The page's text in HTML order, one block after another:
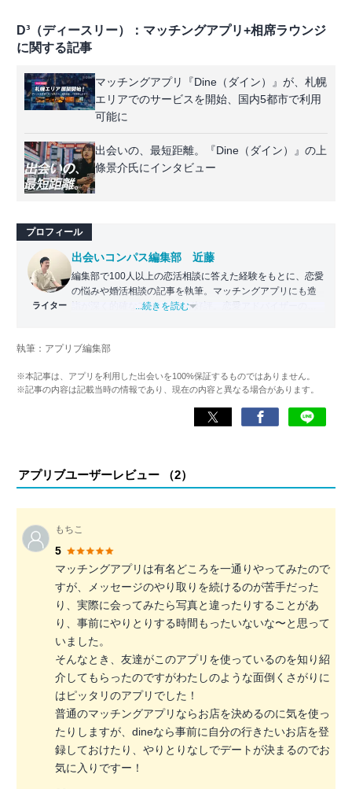
D³（ディースリー）：マッチングアプリ+相席ラウンジ
に関する記事
マッチングアプリ『Dine（ダイン）』が、札幌
エリアでのサービスを開始、国内5都市で利用
可能に
出会いの、最短距離。『Dine（ダイン）』の上
條景介氏にインタビュー
プロフィール
ライター
出会いコンパス編集部 近藤
編集部で100人以上の恋活相談に答えた経験をもとに、恋愛
の悩みや婚活相談の記事を執筆。マッチングアプリにも造
詣が深く的確なアドバイスが好評。恋愛アドバイザーの資
>>JLC認定恋愛アドバイザー資格保持
...続きを読む
執筆：アプリブ編集部
※本記事は、アプリを利用した出会いを100%保証するものではありません。
※記事の内容は記載当時の情報であり、現在の内容と異なる場合があります。
アプリブユーザーレビュー （2）
もちこ
5
マッチングアプリは有名どころを一通りやってみたので
すが、メッセージのやり取りを続けるのが苦手だった
り、実際に会ってみたら写真と違ったりすることがあ
り、事前にやりとりする時間もったいないな〜と思って
いました。
そんなとき、友達がこのアプリを使っているのを知り紹
介してもらったのですがわたしのような面倒くさがりに
はピッタリのアプリでした！
普通のマッチングアプリならお店を決めるのに気を使っ
たりしますが、dineなら事前に自分の行きたいお店を登
録しておけたり、やりとりなしでデートが決まるのでお
気に入りですー！